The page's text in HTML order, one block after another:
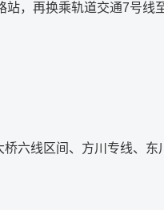
，再换乘轨道交通7号线
六线区间、方川专线、东